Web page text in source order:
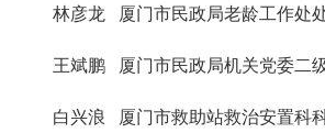
林彦龙 厦门市民政局老龄工作处
王斌鹏 厦门市民政局机关党委二
白兴浪 厦门市救助站救治安置科